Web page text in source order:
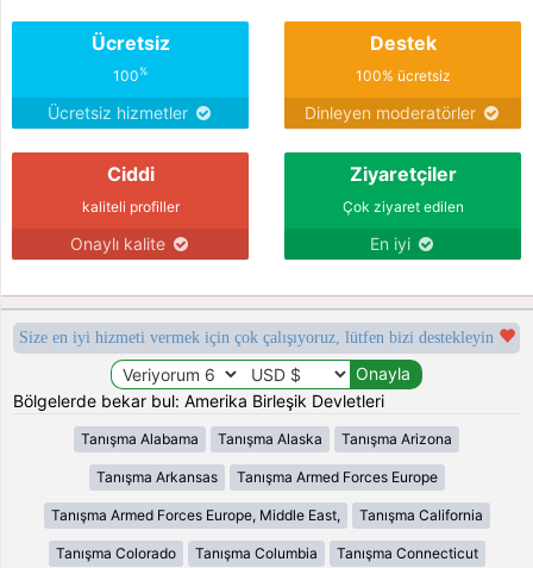
Ücretsiz
100%
Ücretsiz hizmetler
Destek
100% ücretsiz
Dinleyen moderatörler
Ciddi
kaliteli profiller
Onaylı kalite
Ziyaretçiler
Çok ziyaret edilen
En iyi
Size en iyi hizmeti vermek için çok çalışıyoruz, lütfen bizi destekleyin
Bölgelerde bekar bul: Amerika Birleşik Devletleri
Tanışma Alabama Tanışma Alaska Tanışma Arizona
Tanışma Arkansas Tanışma Armed Forces Europe
Tanışma Armed Forces Europe, Middle East, Tanışma California
Tanışma Colorado Tanışma Columbia Tanışma Connecticut